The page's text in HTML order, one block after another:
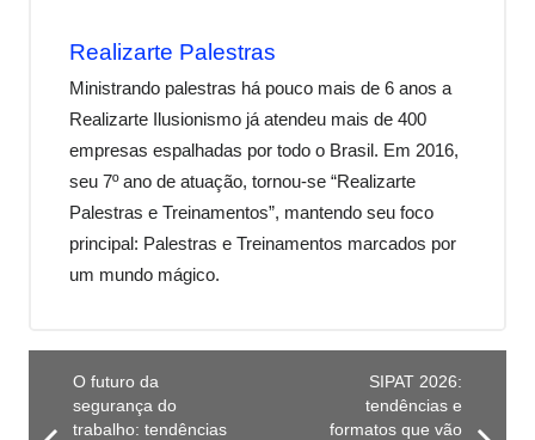
Realizarte Palestras
Ministrando palestras há pouco mais de 6 anos a
Realizarte Ilusionismo já atendeu mais de 400
empresas espalhadas por todo o Brasil. Em 2016,
seu 7º ano de atuação, tornou-se “Realizarte
Palestras e Treinamentos”, mantendo seu foco
principal: Palestras e Treinamentos marcados por
um mundo mágico.
O futuro da
segurança do
trabalho: tendências
SIPAT 2026:
tendências e
formatos que vão